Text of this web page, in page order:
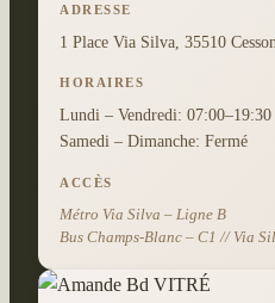
ADRESSE
1 Place Via Silva, 35510
HORAIRES
Lundi – Vendredi: 07:00–19:30
Samedi – Dimanche: Fermé
ACCÈS
Métro Via Silva – Ligne B
Bus Champs-Blanc – C1 // Via